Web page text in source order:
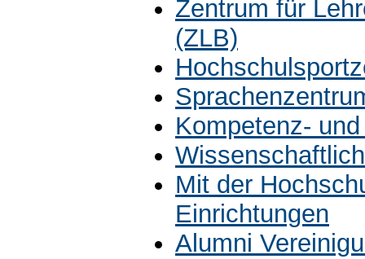
Zentrum für
(ZLB)
Kompetenz-
Mit der
Einrichtungen
Alumni